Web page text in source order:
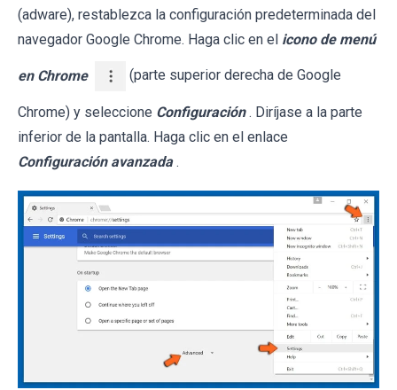
(adware), restablezca la configuración predeterminada del
navegador Google Chrome. Haga clic en el icono de menú
en Chrome (parte superior derecha de Google
Chrome) y seleccione Configuración . Diríjase a la parte
inferior de la pantalla. Haga clic en el enlace
Configuración avanzada .